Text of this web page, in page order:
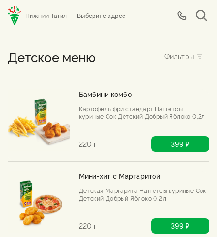
Нижний Тагил Выберите адрес
Детское меню
Бамбини комбо
Картофель фри стандарт Наггетсы
куриные Сок Детский Добрый Яблоко 0,2л
220 г 399 ₽
Мини-хит с Маргаритой
Детская Маргарита Наггетсы куриные Сок
Детский Добрый Яблоко 0,2л
220 г 399 ₽